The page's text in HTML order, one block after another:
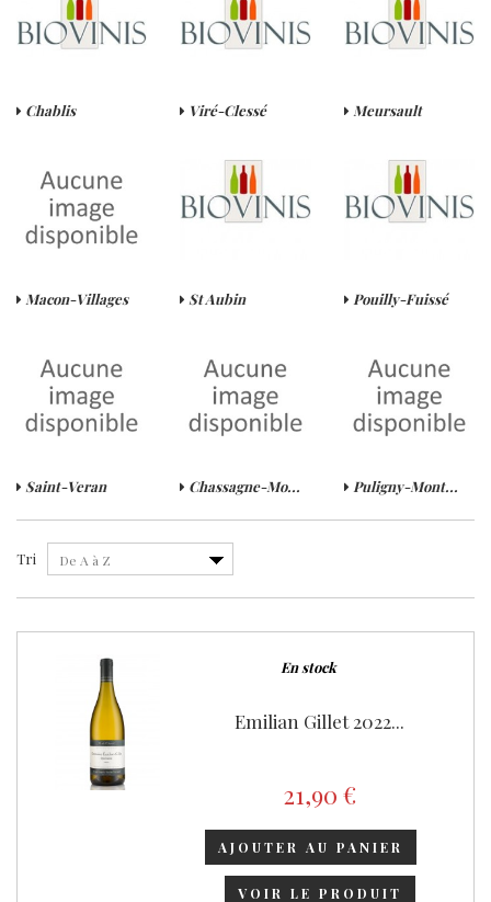
Chablis Viré-Clessé Meursault
Macon-Villages St Aubin Pouilly-Fuissé
Saint-Veran Chassagne-Mo... Puligny-Mont...
Tri De A à Z
En stock
Emilian Gillet 2022...
21,90 €
AJOUTER AU PANIER
VOIR LE PRODUIT